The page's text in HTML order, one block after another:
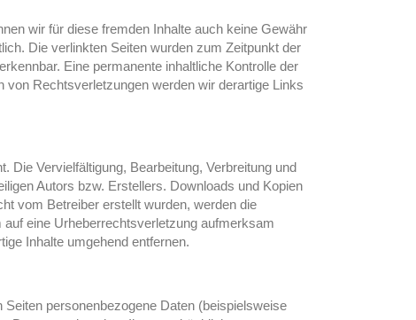
wir für diese fremden Inhalte auch keine Gewähr
Die verlinkten Seiten wurden zum Zeitpunkt der
Eine permanente inhaltliche Kontrolle der
Rechtsverletzungen werden wir derartige Links
Die Vervielfältigung, Bearbeitung, Verbreitung und
Autors bzw. Erstellers. Downloads und Kopien
vom Betreiber erstellt wurden, werden die
eine Urheberrechtsverletzung aufmerksam
Inhalte umgehend entfernen.
personenbezogene Daten (beispielsweise